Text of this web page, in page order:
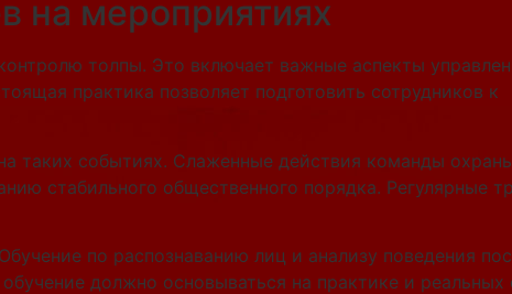
на мероприятиях
толпы. Это включает важные аспекты
практика позволяет подготовить сотрудников к
таких событиях. Слаженные действия команды
стабильного общественного порядка. Регулярные
по распознаванию лиц и анализу поведения
должно основываться на практике и реальных